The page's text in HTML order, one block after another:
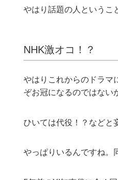
やはり話題の人というこ
NHK激オコ！？
やはりこれからのドラマ
ぞお冠になるのではない
ひいては代役！？などと
やっぱりいるんですね。